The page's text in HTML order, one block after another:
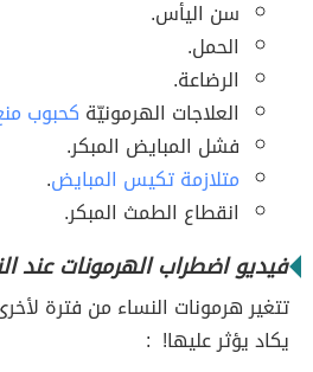
سن اليأس.
الحمل.
الرضاعة.
العلاجات الهرمونيّة كحبوب
فشل المبايض المبكر.
متلازمة تكيس المبايض.
انقطاع الطمث المبكر.
فيديو اضطراب الهرمونات عند
تتغير هرمونات النساء من فترة
يكاد يؤثر عليها! :